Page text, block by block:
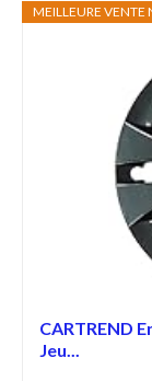
MEILLEURE VENTE
CARTREND
Jeu...